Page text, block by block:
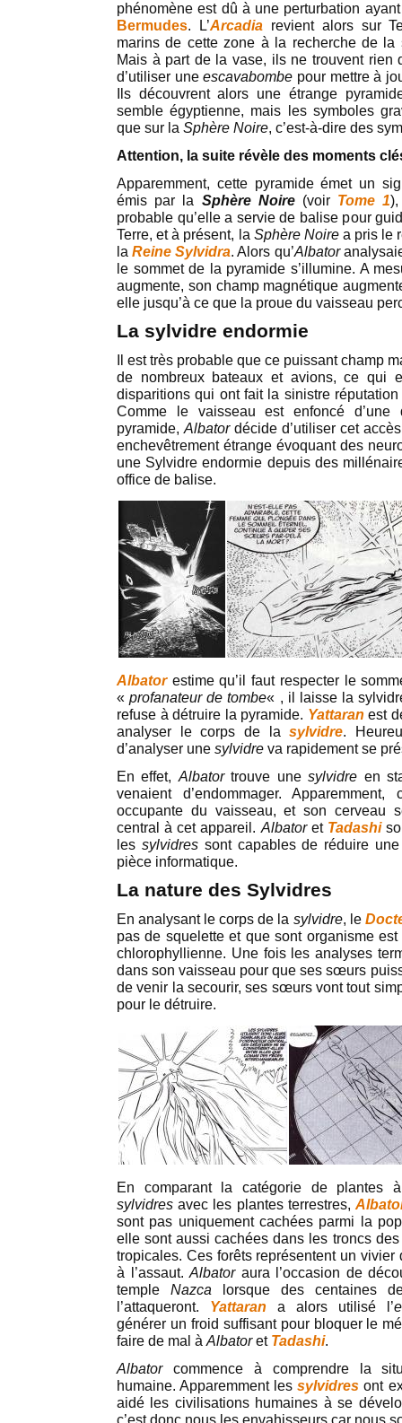
phénomène est dû à une perturbation
Bermudes. L’Arcadiarevient alors sur
marins de cette zone à la recherche de la
Mais à part de la vase, ils ne trouvent rien
d’utiliser uneescavabombe pour mettre à
Ils découvrent alors une étrange
semble égyptienne, mais les symboles
que sur la Sphère Noire, c’est-à-dire des
Attention, la suite révèle des moments
Apparemment, cette pyramide émet un
émis par la Sphère Noire(voir Tome 1
probable qu’elle a servie de balise pour
Terre, et à présent, la Sphère Noirea pris le
laReine Sylvidra. Alors qu’Albator
le sommet de la pyramide s’illumine. A
augmente, son champ magnétique
elle jusqu’à ce que la proue du vaisseau
La sylvidre endormie
Il est très probable que ce puissant champ
de nombreux bateaux et avions, ce qui
disparitions qui ont fait la sinistre
Comme le vaisseau est enfoncé
pyramide, Albator décide d’utiliser cet
enchevêtrement étrange évoquant des
une Sylvidre endormie depuis des
office de balise.
Albatorestime qu’il faut respecter le
«profanateur de tombe« , il laisse la
refuse à détruire la pyramide. Yattaran est
analyser le corps de lasylvidre.
d’analyser une sylvidre va rapidement se
En effet, Albatortrouve unesylvidre en
venaient d’endommager.
occupante du vaisseau, et son cerveau
central à cet appareil. Albatoret Tadashi
les sylvidressont capables de réduire
pièce informatique.
La nature des Sylvidres
En analysant le corps de la sylvidre, le
pas de squelette et que sont organisme
chlorophyllienne. Une fois les analyses
dans son vaisseau pour que ses sœurs
de venir la secourir, ses sœurs vont tout
pour le détruire.
En comparant la catégorie de plantes
sylvidres avec les plantes terrestres,
sont pas uniquement cachées parmi la
elle sont aussi cachées dans les troncs
tropicales. Ces forêts représentent un
à l’assaut. Albatoraura l’occasion de
temple Nazca lorsque des centaines
l’attaqueront. Yattaran a alors utilisé l’
générer un froid suffisant pour bloquer le
faire de mal à Albatoret Tadashi.
Albatorcommence à comprendre la
humaine. Apparemment lessylvidres ont
aidé les civilisations humaines à se
c’est donc nous les envahisseurs car nous